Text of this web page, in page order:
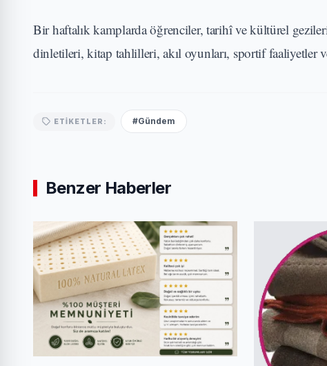
Bir haftalık kamplarda öğrenciler, tarihî ve kültürel
dinletileri, kitap tahlilleri, akıl oyunları, sportif faaliyetler
ETIKETLER: #Gündem
Benzer Haberler